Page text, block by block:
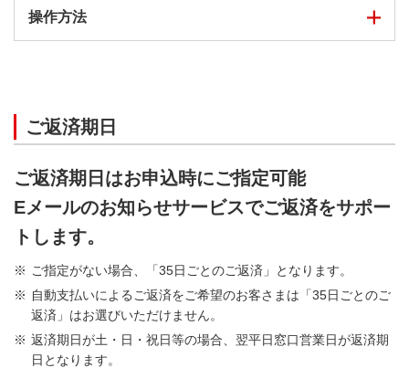
STEP.2 バンクイックカードを挿入する
ません。
STEP.3 現金を投入（紙幣のみ対応）
STEP.
STEP. 現金を投入（紙幣のみ対応）
2
STEP.3 現金を投入（紙幣のみ対応）
※ このマークのあるATMでご利用いただけます。
操作方法
STEP.1 振込先口座を確認
バンクイックアプリの「ご返済」または会員ページ
の「ご返済（振込返済）」ボタンを押してご確認く
ださい。
アプリまたは会員ページで確認
ご返済期日
ご返済期日はお申込時にご指定可能
Eメールのお知らせサービスでご返済をサポー
トします。
ご指定がない場合、「35日ごとのご返済」となります。
自動支払いによるご返済をご希望のお客さまは「35日ごとのご
返済」はお選びいただけません。
返済期日が土・日・祝日等の場合、翌平日窓口営業日が返済期
日となります。